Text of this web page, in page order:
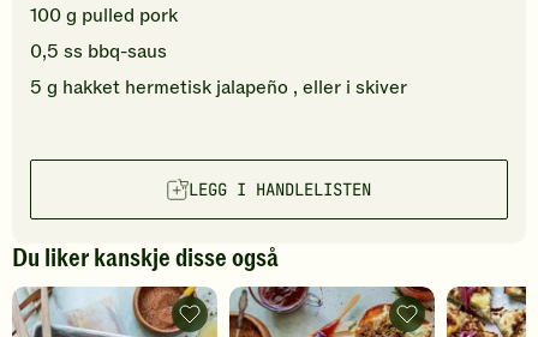
100g pulled pork
0,5 ss bbq-saus
5 g hakket hermetisk jalapeño , eller i skiver
LEGG I HANDLELISTEN
Du liker kanskje disse også
Pulled
Pulled